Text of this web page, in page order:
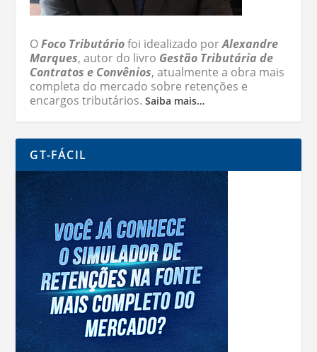
OFoco Tributáriofoi idealizado porAlexandre
Marques, autor do livro Gestão Tributária de
Contratos e Convênios, atualmente a obra mais
completa do mercado sobre retenções e
encargos tributários.Saiba mais…
GT-FÁCIL